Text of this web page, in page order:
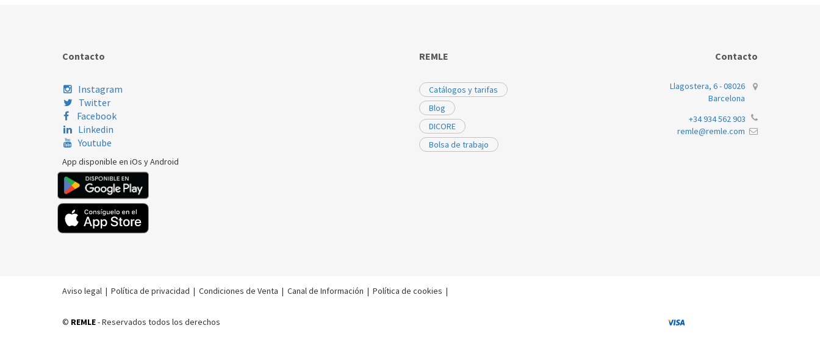
Contacto
Instagram
Twitter
Facebook
Linkedin
Youtube
App disponible en iOs y Android
REMLE
Catálogos y tarifas
Blog
DICORE
Bolsa de trabajo
Contacto
Llagostera, 6 - 08026
Barcelona
+34 934 562 903
remle@remle.com
Aviso legal | Política de privacidad | Condiciones de Venta | Canal de Información | Política de cookies |
© REMLE- Reservados todos los derechos